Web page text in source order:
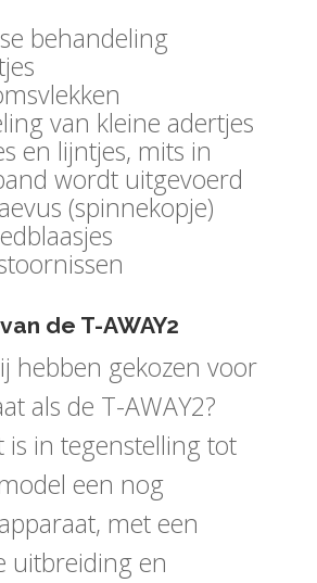
behandeling
van kleine adertjes
en lijntjes, mits in
wordt uitgevoerd
(spinnekopje)
de T-AWAY2
hebben gekozen voor
als de T-AWAY2?
is in tegenstelling tot
een nog
met een
uitbreiding en